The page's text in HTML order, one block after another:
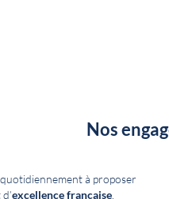
Nos
quotidiennement à proposer
excellence française